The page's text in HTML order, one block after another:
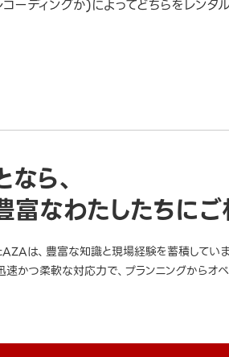
ディングか)によってどちらをレンタ
ら、
なわたしたちにご
は、豊富な知識と現場経験を蓄積していま
かつ柔軟な対応力で、プランニングからオ